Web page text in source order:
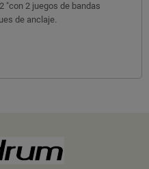
"con 2 juegos de bandas
de anclaje.